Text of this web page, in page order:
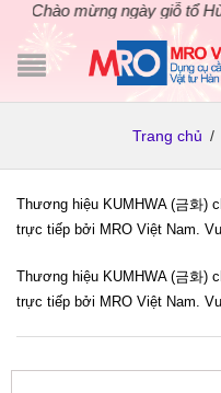
Chào mừng ngày giỗ tổ
Trang chủ /
Thương hiệu KUMHWA (금화)
trực tiếp bởi MRO Việt Nam.
Thương hiệu KUMHWA (금화)
trực tiếp bởi MRO Việt Nam.